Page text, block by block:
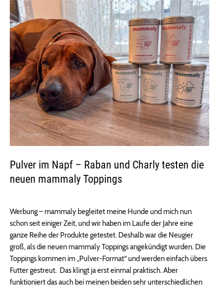
Pulver im Napf – Raban und Charly testen die
neuen mammaly Toppings
Werbung – mammaly begleitet meine Hunde und mich nun
schon seit einiger Zeit, und wir haben im Laufe der Jahre eine
ganze Reihe der Produkte getestet. Deshalb war die Neugier
groß, als die neuen mammaly Toppings angekündigt wurden. Die
Toppings kommen im „Pulver-Format“ und werden einfach übers
Futter gestreut. Das klingt ja erst einmal praktisch. Aber
funktioniert das auch bei meinen beiden sehr unterschiedlichen